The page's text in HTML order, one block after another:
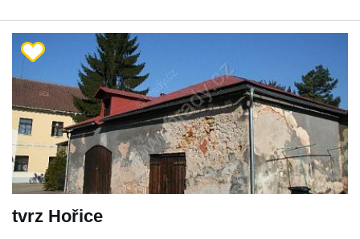
tvrz Hořice